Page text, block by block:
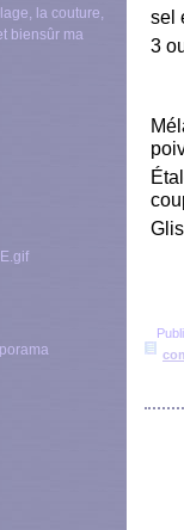
la couture,
biensûr ma
sel
3